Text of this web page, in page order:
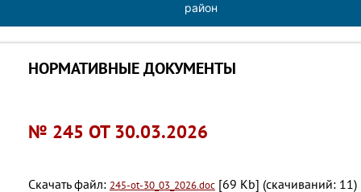
район
НОРМАТИВНЫЕ ДОКУМЕНТЫ
№ 245 ОТ 30.03.2026
Скачать файл: 245-ot-30_03_2026.doc [69 Kb] (cкачиваний: 11)